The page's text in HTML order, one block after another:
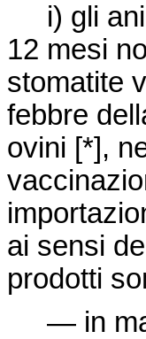
i) gli
12 mesi
stomatite
febbre
ovini [*],
ai sensi
prodotti
— in